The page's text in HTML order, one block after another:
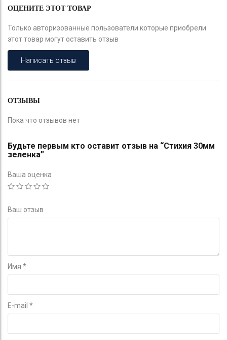
ОЦЕНИТЕ ЭТОТ ТОВАР
Только авторизованные пользователи которые приобрели
этот товар могут оставить отзыв
Написать отзыв
ОТЗЫВЫ
Пока что отзывов нет
Будьте первым кто оставит отзыв на “Стихия 30мм
зеленка”
Ваша оценка
Ваш отзыв
Имя *
E-mail *